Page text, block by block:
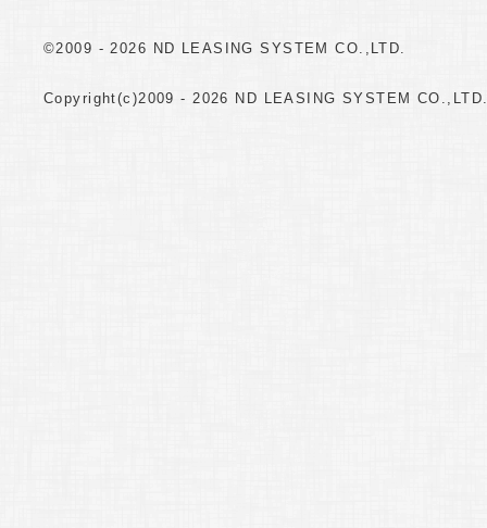
©2009 -2026 ND LEASING SYSTEM CO.,LTD.
Copyright(c)2009 -2026 ND LEASING SYSTEM